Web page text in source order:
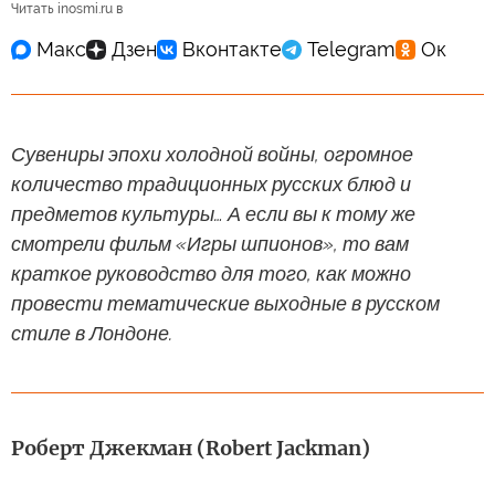
Читать inosmi.ru в
Сувениры эпохи холодной войны, огромное
количество традиционных русских блюд и
предметов культуры… А если вы к тому же
смотрели фильм «Игры шпионов», то вам
краткое руководство для того, как можно
провести тематические выходные в русском
стиле в Лондоне.
Роберт Джекман (Robert Jackman)